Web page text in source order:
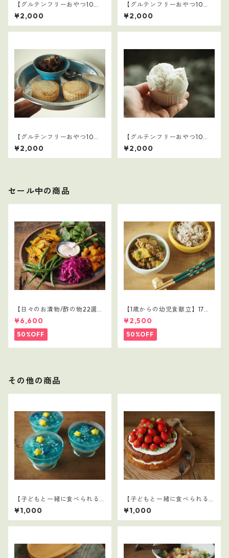
【グルテンフリーおやつ10
選】5
¥2,000
【グルテンフリーおやつ10
選】4
¥2,000
【グルテンフリーおやつ10
選】2
¥2,000
【グルテンフリーおやつ10
選】1
¥2,000
セール中の商品
【日々のお漬物/酢の物22選】
1～5セット（110レシピ）
¥6,600
50%OFF
【1歳からの幼児食献立】17レ
シピつき
¥2,500
50%OFF
その他の商品
【子どもと一緒に食べられる
ごはん】7
¥1,000
【子どもと一緒に食べられる
ごはん】21
¥1,000